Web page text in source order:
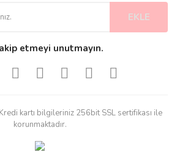
EKLE
etmeyi unutmayın.
kartı bilgileriniz 256bit SSL sertifikası ile
korunmaktadır.